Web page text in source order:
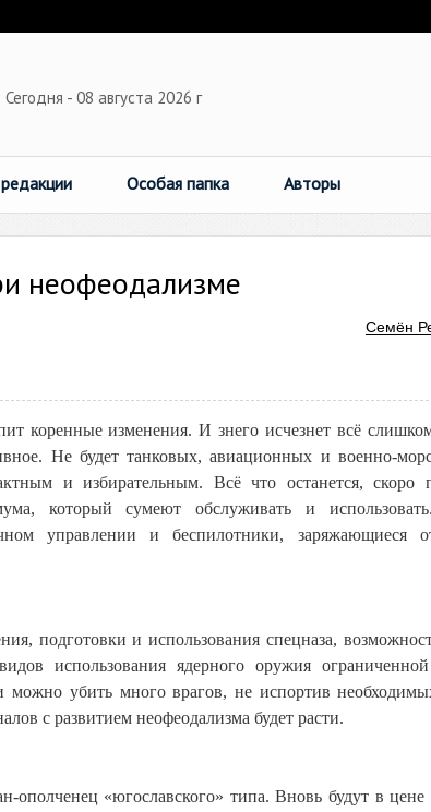
Сегодня - 08 августа 2026 г
Особая папка Авторы
неофеодализме
Семён
коренные изменения. И знего исчезнет всё
Не будет танковых, авиационных и военно-
и избирательным. Всё что останется, скоро
который сумеют обслуживать и
управлении и беспилотники, заряжающиеся
подготовки и использования спецназа,
использования ядерного оружия
можно убить много врагов, не испортив
с развитием неофеодализма будет расти.
ополченец «югославского» типа. Вновь будут в цене